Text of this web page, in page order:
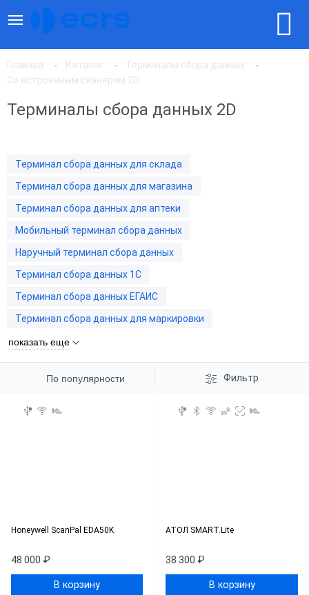
Главная Каталог
Терминалы сбора данных
Со встроенным сканером 2D
Терминалы сбора данных 2D
Терминал сбора данных для склада
Терминал сбора данных для магазина
Терминал сбора данных для аптеки
Мобильный терминал сбора данных
Наручный терминал сбора данных
Терминал сбора данных 1С
Терминал сбора данных ЕГАИС
Терминал сбора данных для маркировки
показать еще
По популярности Фильтр
По популярности
По цене, по возрастанию
По цене, по убыванию
Honeywell ScanPal EDA50K
48 000 ₽
В корзину
АТОЛ SMART.Lite
38 300 ₽
В корзину